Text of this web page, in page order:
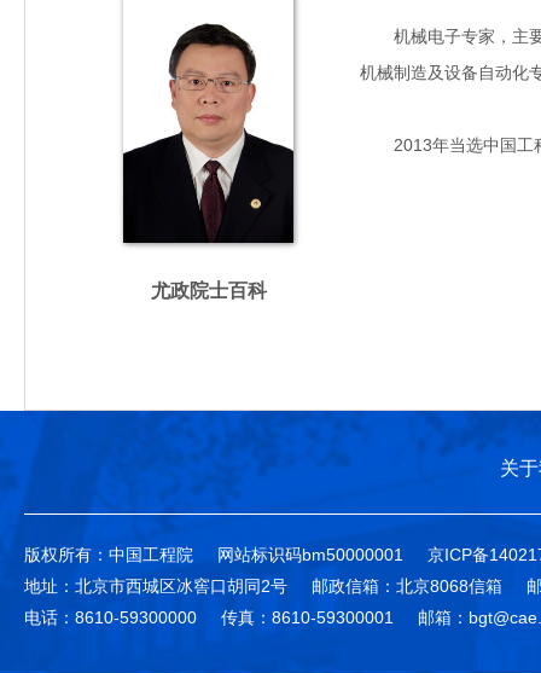
尤政院士百科
机械电子专家，主要
机械制造及设备自动化
2013年当选中国工
关
版权所有：中国工程院 网站标识码bm50000001
京ICP备
地址：北京市西城区冰窖口胡同2号
邮政信箱：北京8068信箱
电话：8610-59300000
传真：8610-59300001 邮箱：